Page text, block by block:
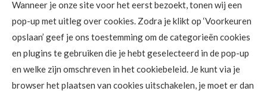
Wanneer je onze site voor het eerst bezoekt, tonen wij een
pop-up met uitleg over cookies. Zodra je klikt op ‘Voorkeuren
opslaan’ geef je ons toestemming om de categorieën cookies
en plugins te gebruiken die je hebt geselecteerd in de pop-up
en welke zijn omschreven in het cookiebeleid. Je kunt via je
browser het plaatsen van cookies uitschakelen, je moet er dan